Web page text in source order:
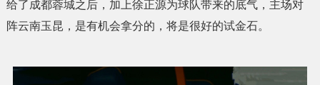
给了成都蓉城之后，加上徐正源为球队带来的底气，主场对
阵云南玉昆，是有机会拿分的，将是很好的试金石。